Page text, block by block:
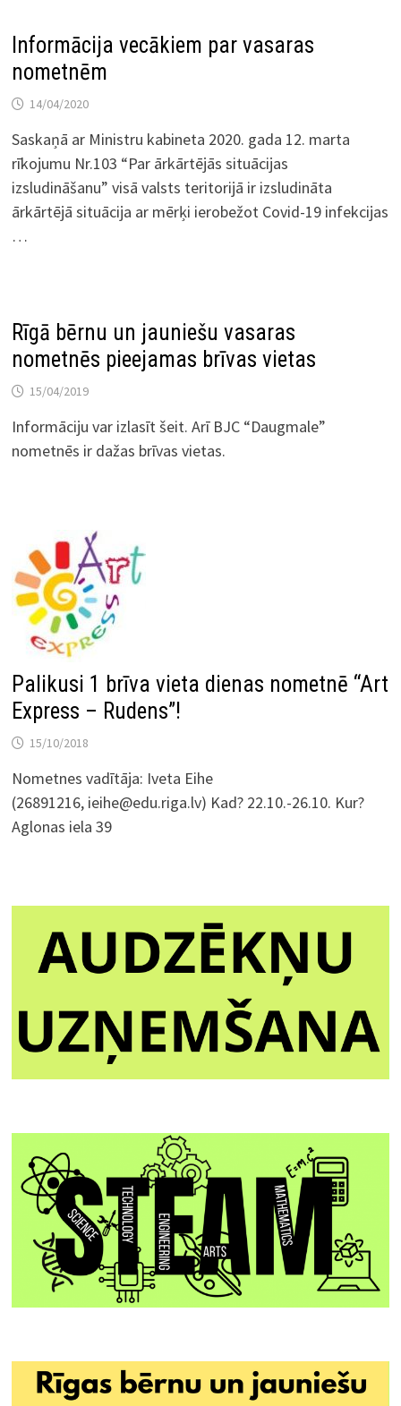
Informācija vecākiem par vasaras
nometnēm
14/04/2020
Saskaņā ar Ministru kabineta 2020. gada 12. marta
rīkojumu Nr.103 “Par ārkārtējās situācijas
izsludināšanu” visā valsts teritorijā ir izsludināta
ārkārtējā situācija ar mērķi ierobežot Covid-19 infekcijas
…
Rīgā bērnu un jauniešu vasaras
nometnēs pieejamas brīvas vietas
15/04/2019
Informāciju var izlasīt šeit. Arī BJC “Daugmale”
nometnēs ir dažas brīvas vietas.
Palikusi 1 brīva vieta dienas nometnē “Art
Express – Rudens”!
15/10/2018
Nometnes vadītāja: Iveta Eihe
(26891216, ieihe@edu.riga.lv) Kad? 22.10.-26.10. Kur?
Aglonas iela 39